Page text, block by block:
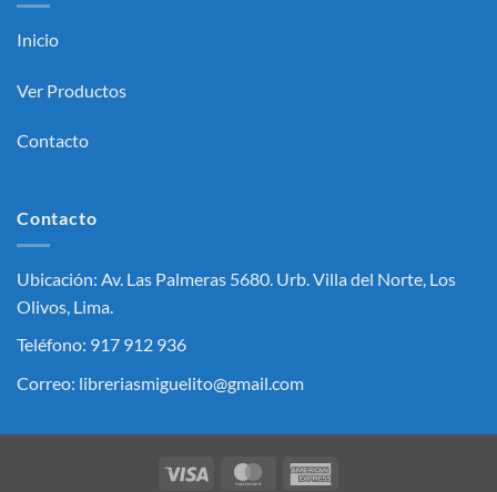
Inicio
Ver Productos
Contacto
Contacto
Ubicación: Av. Las Palmeras 5680. Urb. Villa del Norte, Los
Olivos, Lima.
Teléfono: 917 912 936
Correo: libreriasmiguelito@gmail.com
Visa MasterCard